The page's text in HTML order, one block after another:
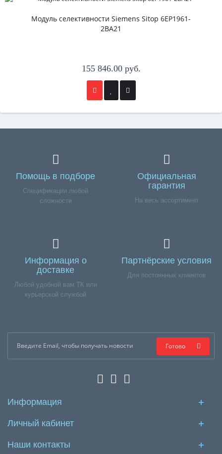
Модуль селективности Siemens Sitop 6EP1961-
2BA21
155 846.00 руб.
Помощь в подборе
Спецификации любой
сложности
Официальная
гарантия
На весь ассортимент
Информация о
доставке
Любой удобной вам ТК или
курьерской службой
Партнёрские условия
Для постоянных клиентов
Готово
Информация
Личный кабинет
Наши контакты